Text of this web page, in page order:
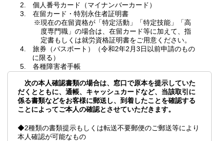
2. 個人番号カード（マイナンバーカード）
3. 在留カード・特別永住者証明書
※現在の在留資格が「特定活動」「特定技能」「高
度専門職」の場合は、在留カード等に加えて、指
定書もしくは就労資格証明書をご用意ください。
4. 旅券（パスポート）（令和2年2月3日以前申請のもの
に限る）
5. 各種障害者手帳
次の本人確認書類の場合は、窓口で原本を提示していた
だくとともに、通帳、キャッシュカードなど、当該取引に
係る書類などをお客様に郵送し、到着したことを確認する
ことによってご本人の確認とさせていただきます。
◆2種類の書類提示もしくは転送不要郵便のご郵送等により
本人確認が可能なもの